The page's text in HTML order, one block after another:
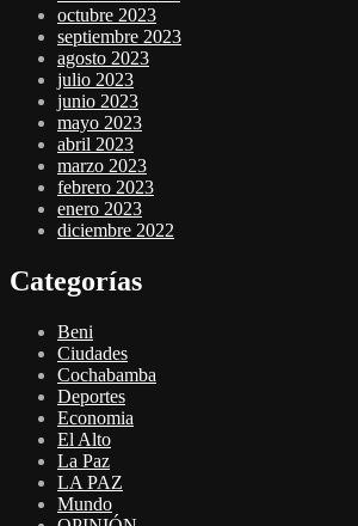
octubre 2023
septiembre 2023
agosto 2023
julio 2023
junio 2023
mayo 2023
abril 2023
marzo 2023
febrero 2023
enero 2023
diciembre 2022
Categorías
Beni
Ciudades
Cochabamba
Deportes
Economia
El Alto
La Paz
LA PAZ
Mundo